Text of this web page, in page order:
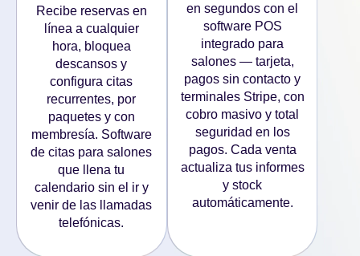
Recibe reservas en
línea a cualquier
hora, bloquea
descansos y
configura citas
recurrentes, por
paquetes y con
membresía. Software
de citas para salones
que llena tu
calendario sin el ir y
venir de las llamadas
telefónicas.
en segundos con el
software POS
integrado para
salones — tarjeta,
pagos sin contacto y
terminales Stripe, con
cobro masivo y total
seguridad en los
pagos. Cada venta
actualiza tus informes
y stock
automáticamente.